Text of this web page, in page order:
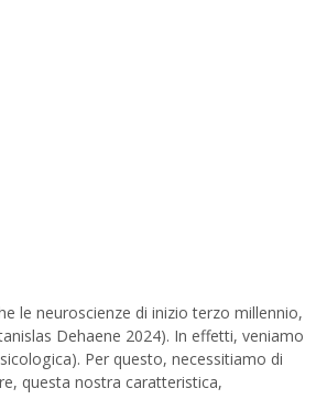
le neuroscienze di inizio terzo millennio,
Dehaene 2024). In effetti, veniamo
Per questo, necessitiamo di
questa nostra caratteristica,